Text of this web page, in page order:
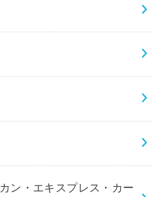
ン・エキスプレス・カー